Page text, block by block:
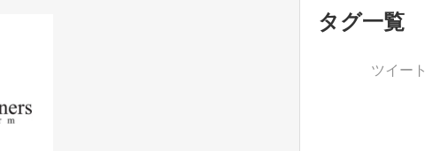
タグ一覧
ツイート